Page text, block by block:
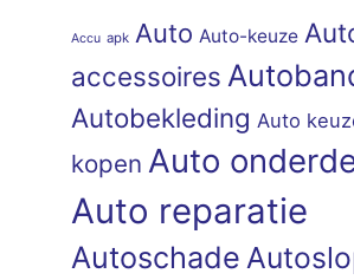
Accu apk Auto Auto-keuze
accessoires
Autobekleding Auto
kopen Auto
Auto reparatie
Autoschade